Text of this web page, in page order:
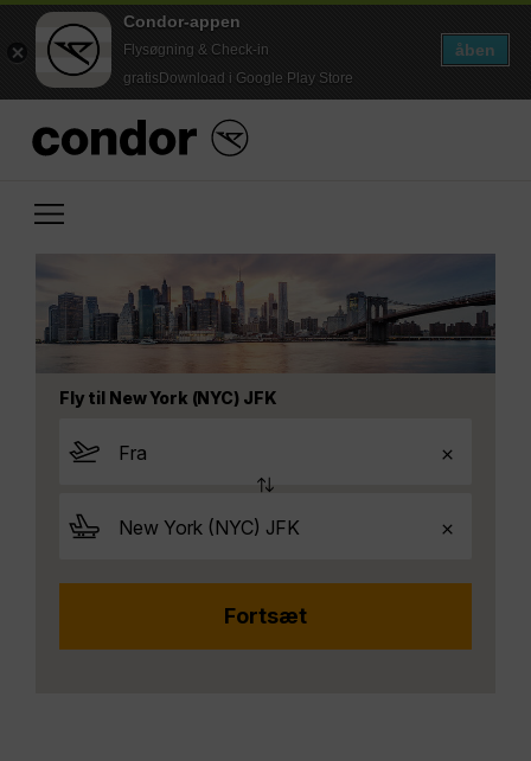
Condor-appen
Flysøgning & Check-in
gratisDownload i Google Play Store
åben
Fly til New York (NYC) JFK